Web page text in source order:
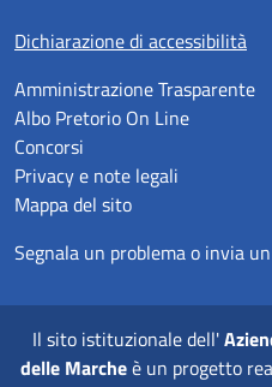
Dichiarazione di accessibilità
Amministrazione Trasparente
Albo Pretorio On Line
Concorsi
Privacy e note legali
Mappa del sito
Segnala un problema o invia
Il sito istituzionale dell'
delle Marcheè un progetto